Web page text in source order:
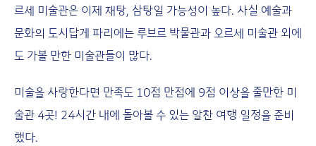
르세 미술관은 이제 재탕, 삼탕일 가능성이 높다. 사실 예술과
문화의 도시답게 파리에는 루브르 박물관과 오르세 미술관 외에
도 가볼 만한 미술관들이 많다.
미술을 사랑한다면 만족도 10점 만점에 9점 이상을 줄만한 미
술관 4곳! 24시간 내에 돌아볼 수 있는 알찬 여행 일정을 준비
했다.